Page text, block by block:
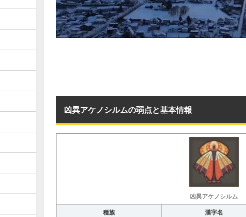
凶異アケノシルムの弱点と基本情報
凶異アケノシルム
種族 漢字名